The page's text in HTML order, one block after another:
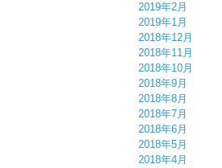
2019年2月
2019年1月
2018年12月
2018年11月
2018年10月
2018年9月
2018年8月
2018年7月
2018年6月
2018年5月
2018年4月